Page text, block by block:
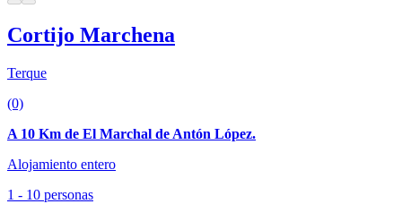
Cortijo Marchena
Terque
(0)
A 10 Km de El Marchal de Antón López.
Alojamiento entero
1 - 10 personas